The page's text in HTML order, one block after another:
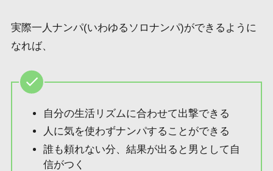
実際一人ナンパ(いわゆるソロナンパ)ができるように
なれば、
自分の生活リズムに合わせて出撃できる
人に気を使わずナンパすることができる
誰も頼れない分、結果が出ると男として自
信がつく